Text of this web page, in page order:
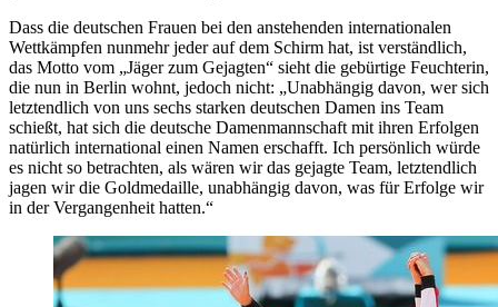
Dass die deutschen Frauen bei den anstehenden internationalen
Wettkämpfen nunmehr jeder auf dem Schirm hat, ist verständlich,
das Motto vom „Jäger zum Gejagten“ sieht die gebürtige Feuchterin,
die nun in Berlin wohnt, jedoch nicht: „Unabhängig davon, wer sich
letztendlich von uns sechs starken deutschen Damen ins Team
schießt, hat sich die deutsche Damenmannschaft mit ihren Erfolgen
natürlich international einen Namen erschafft. Ich persönlich würde
es nicht so betrachten, als wären wir das gejagte Team, letztendlich
jagen wir die Goldmedaille, unabhängig davon, was für Erfolge wir
in der Vergangenheit hatten.“